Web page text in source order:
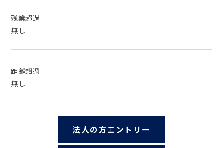
残業超過
無し
距離超過
無し
法人の方エントリー